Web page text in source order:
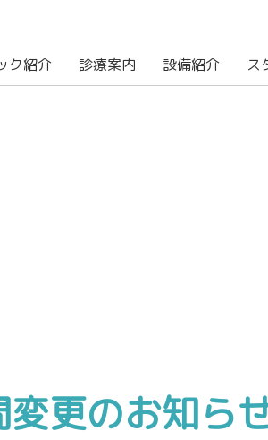
ク紹介 診療案内 設備紹介 ス
更のお知ら